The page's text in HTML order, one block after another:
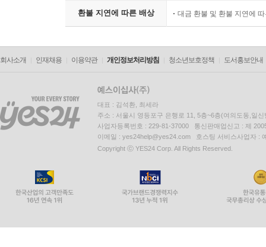
환불 지연에 따른 배상 대금 환불 및 환불 지연에
회사소개 인재채용 이용약관 개인정보처리방침 청소년보호정책 도서홍보안내
대표 : 김석환, 최세라
주소 : 서울시 영등포구 은행로 11, 5층~6층(여의도동,일신
사업자등록번호 : 229-81-37000 통신판매업신고 : 제
이메일 : yes24help@yes24.com 호스팅 서비스사업자 :
Copyright ⓒ YES24 Corp. All Rights Reserved.